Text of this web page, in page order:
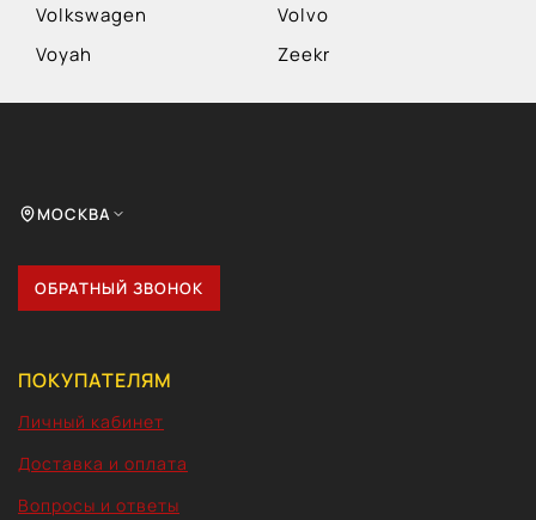
Volkswagen
Volvo
Voyah
Zeekr
МОСКВА
ОБРАТНЫЙ ЗВОНОК
ПОКУПАТЕЛЯМ
Личный кабинет
Доставка и оплата
Вопросы и ответы